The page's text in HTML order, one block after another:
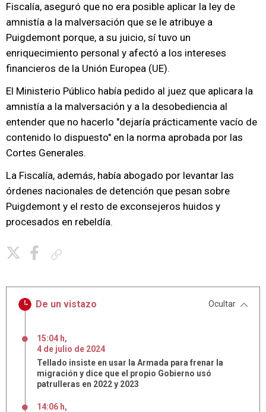
Fiscalía, aseguró que no era posible aplicar la ley de
amnistía a la malversación que se le atribuye a
Puigdemont porque, a su juicio, sí tuvo un
enriquecimiento personal y afectó a los intereses
financieros de la Unión Europea (UE).
El Ministerio Público había pedido al juez que aplicara la
amnistía a la malversación y a la desobediencia al
entender que no hacerlo "dejaría prácticamente vacío de
contenido lo dispuesto" en la norma aprobada por las
Cortes Generales.
La Fiscalía, además, había abogado por levantar las
órdenes nacionales de detención que pesan sobre
Puigdemont y el resto de exconsejeros huidos y
procesados en rebeldía.
De un vistazo Ocultar
15:04 h,
4 de julio de 2024
Tellado insiste en usar la Armada para frenar la
migración y dice que el propio Gobierno usó
patrulleras en 2022 y 2023
14:06 h,